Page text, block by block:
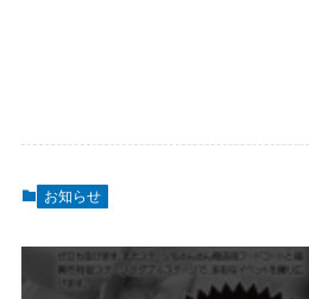
お知らせ